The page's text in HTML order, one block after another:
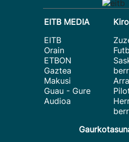
EITB MEDIA
EITB
Orain
ETBON
Gaztea
Makusi
Guau - Gure
Audioa